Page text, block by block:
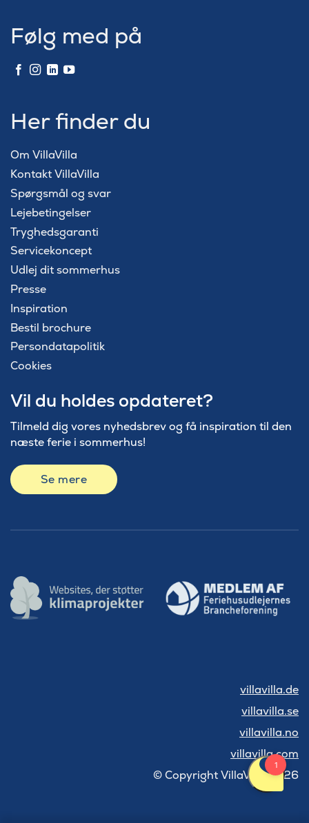
Følg med på
Her finder du
Om VillaVilla
Kontakt VillaVilla
Spørgsmål og svar
Lejebetingelser
Tryghedsgaranti
Servicekoncept
Udlej dit sommerhus
Presse
Inspiration
Bestil brochure
Persondatapolitik
Cookies
Vil du holdes opdateret?
Tilmeld dig vores nyhedsbrev og få inspiration til den
næste ferie i sommerhus!
Se mere
villavilla.de
villavilla.se
villavilla.no
villavilla.com
© Copyright VillaVilla 2026